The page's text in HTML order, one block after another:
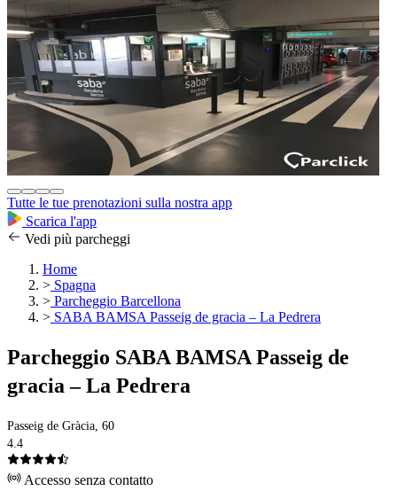
Tutte le tue prenotazioni sulla nostra app
Scarica l'app
Vedi più parcheggi
Home
> Spagna
> Parcheggio Barcellona
> SABA BAMSA Passeig de gracia – La Pedrera
Parcheggio SABA BAMSA Passeig de
gracia – La Pedrera
Passeig de Gràcia, 60
4.4
Accesso senza contatto